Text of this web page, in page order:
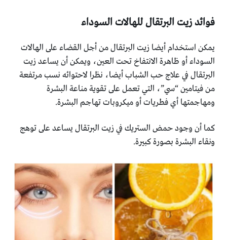
فوائد زيت البرتقال للهالات السوداء
يمكن استخدام أيضا زيت البرتقال من أجل القضاء على الهالات
‏السوداء أو ظاهرة الانتفاخ تحت العين، ويمكن أن يساعد زيت
البرتقال في علاج حب الشباب أيضا، نظرا ‏لاحتوائه نسب مرتفعة
من فيتامين “سي”، التي تعمل على تقوية ‏مناعة البشرة
ومهاجمتها أي فطريات أو ميكروبات تهاجم البشرة.‏
كما أن وجود حمض الستريك في زيت البرتقال يساعد على توهج
‏ونقاء البشرة بصورة كبيرة.‏